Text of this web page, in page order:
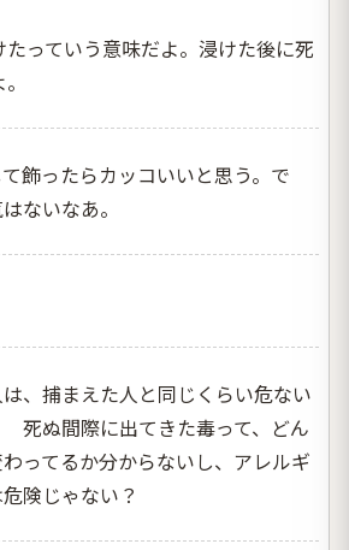
っていう意味だよ。浸けた後に死
飾ったらカッコいいと思う。で
ないなあ。
、捕まえた人と同じくらい危ない
死ぬ間際に出てきた毒って、どん
ってるか分からないし、アレルギ
険じゃない？